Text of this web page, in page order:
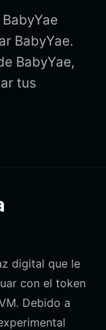
BabyYae.
BabyYae,
tus
digital que le
con el token
Debido a